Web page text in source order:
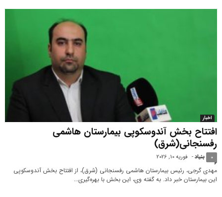
اخبار
افتتاح بخش آندوسکوپی بیمارستان هاشمی
رفسنجانی(شرق)
بنیاد- فوریه 10, 2026 0
مهدی گرجی، رئیس بیمارستان هاشمی رفسنجانی (شرق)، از افتتاح بخش آندوسکوپی
این بیمارستان خبر داد. به گفته وی، این بخش با بهره‌گیری...